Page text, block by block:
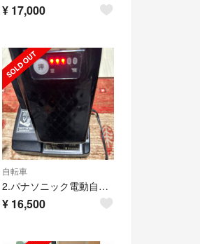
¥ 17,000
自転車
2.パナソニック電動自転車バッテリー NKY580B02 16AH 長押し5点灯
¥ 16,500